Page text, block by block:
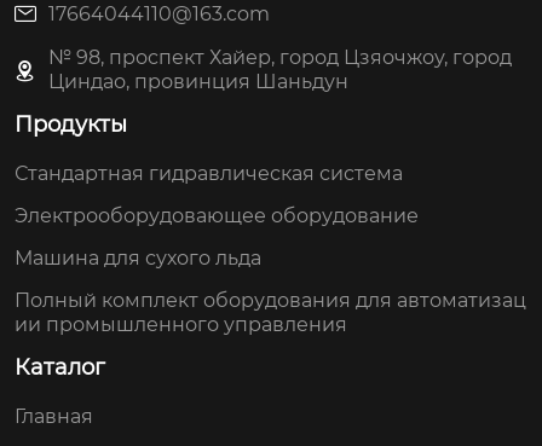
17664044110@163.com
№ 98, проспект Хайер, город Цзяочжоу, город
Циндао, провинция Шаньдун
Продукты
Стандартная гидравлическая система
Электрооборудовающее оборудование
Машина для сухого льда
Полный комплект оборудования для автоматизац
ии промышленного управления
Каталог
Главная